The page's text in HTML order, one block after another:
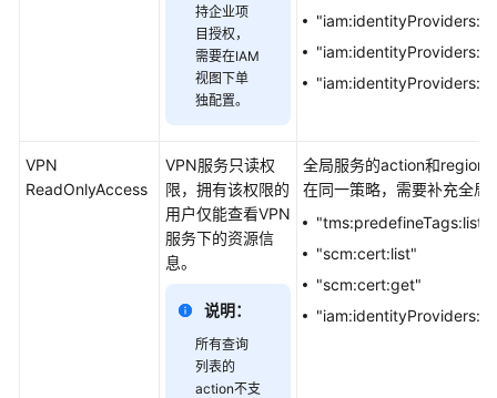
IAM
持企业项
目授权，
需要在IAM
视图下单
独配置。
VPN
ReadOnlyAccess
VPN服务只读权
限，拥有该权限的
用户仅能查看VPN
服务下的资源信
息。
说明：
所有查询
列表的
action不支
全局服务的action和region
在同一策略，需要补充全局
"tms:predefineTags:list"
"scm:cert:list"
"scm:cert:get"